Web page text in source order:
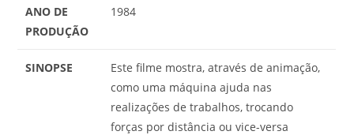
ANO DE
PRODUÇÃO
1984
SINOPSE
Este filme mostra, através de animação,
como uma máquina ajuda nas
realizações de trabalhos, trocando
forças por distância ou vice-versa